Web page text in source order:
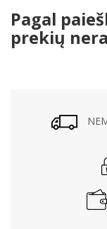
Pagal
prekių